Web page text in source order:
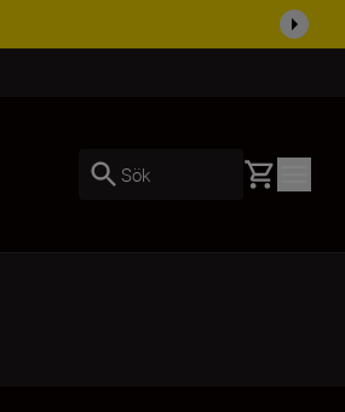
Sök Basket